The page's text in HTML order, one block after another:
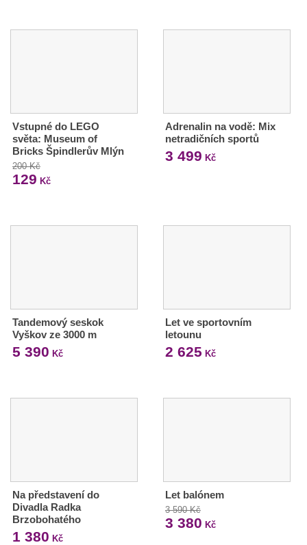
Vstupné do LEGO
světa: Museum of
Bricks Špindlerův Mlýn
200 Kč
129 Kč
Adrenalin na vodě: Mix
netradičních sportů
3 499 Kč
Tandemový seskok
Vyškov ze 3000 m
5 390 Kč
Let ve sportovním
letounu
2 625 Kč
Na představení do
Divadla Radka
Brzobohatého
1 380 Kč
Let balónem
3 590 Kč
3 380 Kč